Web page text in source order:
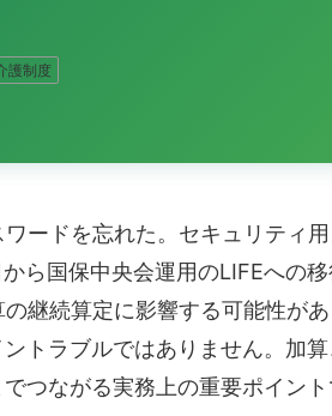
護制度
ードを忘れた。セキュリティ
ら国保中央会運用のLIFEへの
継続算定に影響する可能性が
トラブルではありません。加
つながる実務上の重要ポイント